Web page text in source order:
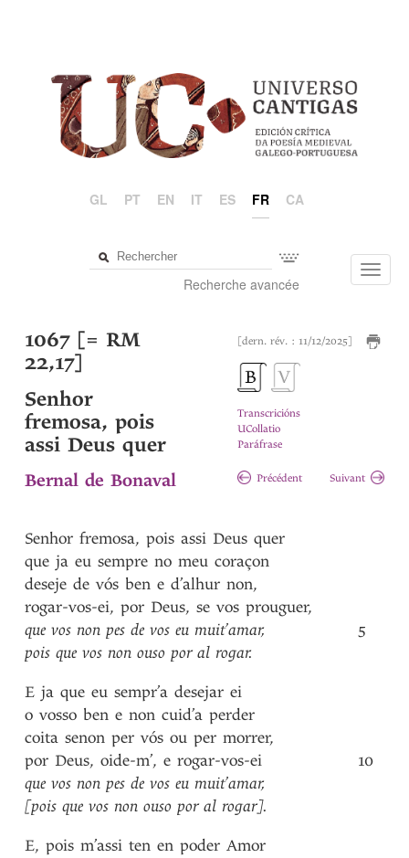
GL PT EN IT ES FR CA
Recherche avancée
[dern. rév. : 11/12/2025]
Transcricións
UCollatio
Paráfrase
Précédent Suivant
1067 [= RM
22,17]
Senhor
fremosa, pois
assi Deus quer
Bernal de Bonaval
Senhor fremosa, pois assi Deus quer
que ja eu sempre no meu coraçon
deseje de vós ben e d’alhur non,
rogar-vos-ei, por Deus, se vos prouguer,
que vos non pes de vos eu muit’amar,
pois que vos non ouso por al rogar.
E ja que eu sempr’a desejar ei
o vosso ben e non cuid’a perder
coita senon per vós ou per morrer,
por Deus, oide-m’, e rogar-vos-ei
que vos non pes de vos eu muit’amar,
[pois que vos non ouso por al rogar].
E, pois m’assi ten en poder Amor
5
10